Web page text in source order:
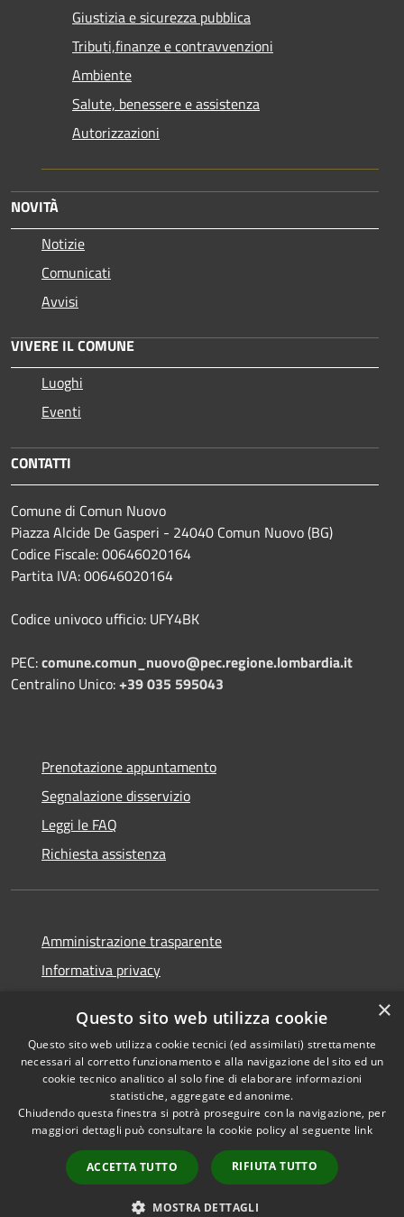
Giustizia e sicurezza pubblica
Tributi,finanze e contravvenzioni
Ambiente
Salute, benessere e assistenza
Autorizzazioni
NOVITÀ
Notizie
Comunicati
Avvisi
VIVERE IL COMUNE
Luoghi
Eventi
CONTATTI
Comune di Comun Nuovo
Piazza Alcide De Gasperi - 24040 Comun Nuovo (BG)
Codice Fiscale: 00646020164
Partita IVA: 00646020164
Codice univoco ufficio: UFY4BK
PEC:comune.comun_nuovo@pec.regione.lombardia.it
Centralino Unico:+39 035 595043
Prenotazione appuntamento
Segnalazione disservizio
Leggi le FAQ
Richiesta assistenza
Amministrazione trasparente
Informativa privacy
Dichiarazione di accessibilità
RSS
Accessibilità
Copyright © 2026 • Comune di
Comun Nuovo • Powered by
Municipium•
Accesso
redazione
×
Questo sito web utilizza cookie
Questo sito web utilizza cookie tecnici (ed assimilati) strettamente
necessari al corretto funzionamento e alla navigazione del sito ed un
cookie tecnico analitico al solo fine di elaborare informazioni
statistiche, aggregate ed anonime.
Chiudendo questa finestra si potrà proseguire con la navigazione, per
maggiori dettagli può consultare la cookie policy al seguente link
ACCETTA TUTTO RIFIUTA TUTTO
MOSTRA DETTAGLI